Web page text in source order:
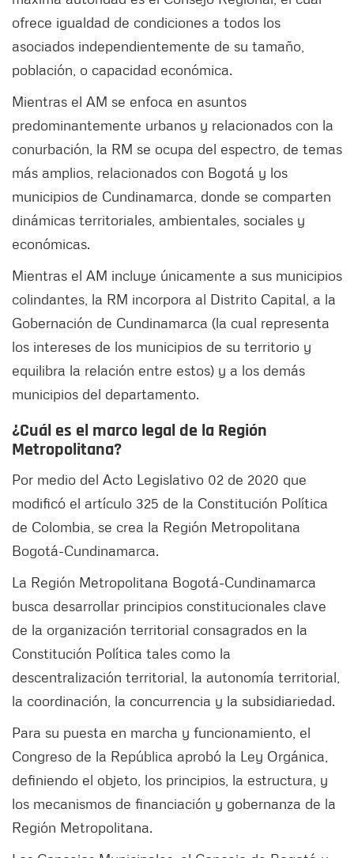
ofrece igualdad de condiciones a todos los
asociados independientemente de su tamaño,
población, o capacidad económica.
Mientras el AM se enfoca en asuntos
predominantemente urbanos y relacionados con la
conurbación, la RM se ocupa del espectro, de temas
más amplios, relacionados con Bogotá y los
municipios de Cundinamarca, donde se comparten
dinámicas territoriales, ambientales, sociales y
económicas.
Mientras el AM incluye únicamente a sus municipios
colindantes, la RM incorpora al Distrito Capital, a la
Gobernación de Cundinamarca (la cual representa
los intereses de los municipios de su territorio y
equilibra la relación entre estos) y a los demás
municipios del departamento.
¿Cuál es el marco legal de la Región
Metropolitana?
Por medio del Acto Legislativo 02 de 2020 que
modificó el artículo 325 de la Constitución Política
de Colombia, se crea la Región Metropolitana
Bogotá-Cundinamarca.
La Región Metropolitana Bogotá-Cundinamarca
busca desarrollar principios constitucionales clave
de la organización territorial consagrados en la
Constitución Política tales como la
descentralización territorial, la autonomía territorial,
la coordinación, la concurrencia y la subsidiariedad.
Para su puesta en marcha y funcionamiento, el
Congreso de la República aprobó la Ley Orgánica,
definiendo el objeto, los principios, la estructura, y
los mecanismos de financiación y gobernanza de la
Región Metropolitana.